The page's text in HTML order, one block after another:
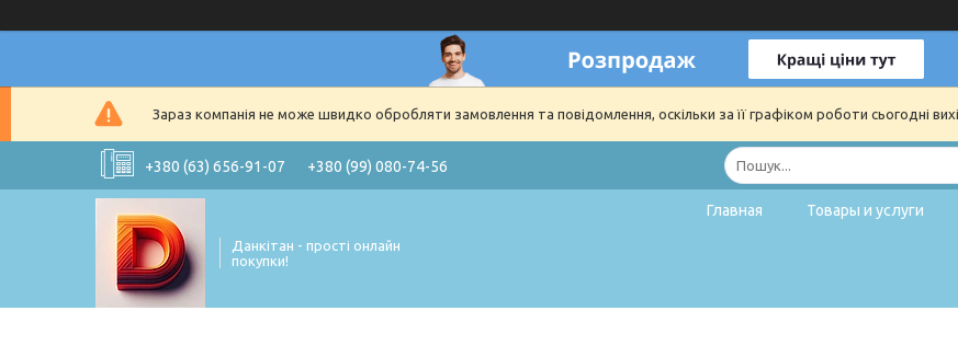
Зараз компанія не може швидко обробляти замовлення та повідомлення, оскільки за її графіком роботи сьогодні
+380 (63) 656-91-07 +380 (99) 080-74-56
Данкітан - прості онлайн
покупки!
Главная Товары и услуги